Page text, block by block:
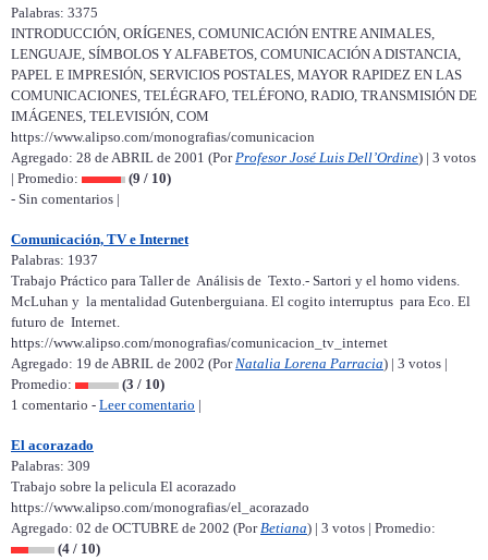
Palabras: 3375
INTRODUCCIÓN, ORÍGENES, COMUNICACIÓN ENTRE ANIMALES,
LENGUAJE, SÍMBOLOS Y ALFABETOS, COMUNICACIÓN A DISTANCIA,
PAPEL E IMPRESIÓN, SERVICIOS POSTALES, MAYOR RAPIDEZ EN LAS
COMUNICACIONES, TELÉGRAFO, TELÉFONO, RADIO, TRANSMISIÓN DE
IMÁGENES, TELEVISIÓN, COM
https://www.alipso.com/monografias/comunicacion
Agregado: 28 de ABRIL de 2001 (PorProfesor José Luis Dell’Ordine) | 3 votos
| Promedio:
(9 / 10)
- Sin comentarios |
Comunicación, TV e Internet
Palabras: 1937
Trabajo Práctico para Taller de Análisis de Texto.- Sartori y el homo videns.
McLuhan y la mentalidad Gutenberguiana. El cogito interruptus para Eco. El
futuro de Internet.
https://www.alipso.com/monografias/comunicacion_tv_internet
Agregado: 19 de ABRIL de 2002 (PorNatalia Lorena Parracia) | 3 votos |
Promedio:
(3 / 10)
1 comentario - Leer comentario |
El acorazado
Palabras: 309
Trabajo sobre la pelicula El acorazado
https://www.alipso.com/monografias/el_acorazado
Agregado: 02 de OCTUBRE de 2002 (PorBetiana) | 3 votos | Promedio:
(4 / 10)